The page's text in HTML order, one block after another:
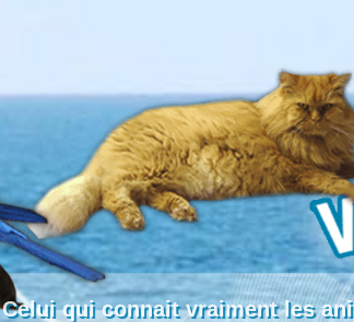
Celui qui connait vraiment les